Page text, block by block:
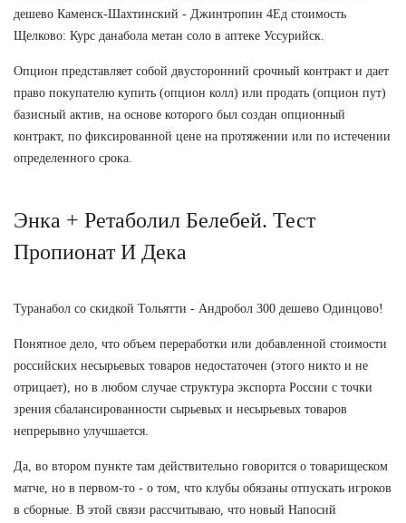
дешево Каменск-Шахтинский - Джинтропин 4Ед стоимость
Щелково: Курс данабола метан соло в аптеке Уссурийск.
Опцион представляет собой двусторонний срочный контракт и дает
право покупателю купить (опцион колл) или продать (опцион пут)
базисный актив, на основе которого был создан опционный
контракт, по фиксированной цене на протяжении или по истечении
определенного срока.
Энка + Ретаболил Белебей. Тест
Пропионат И Дека
Туранабол со скидкой Тольятти - Андробол 300 дешево Одинцово!
Понятное дело, что объем переработки или добавленной стоимости
российских несырьевых товаров недостаточен (этого никто и не
отрицает), но в любом случае структура экспорта России с точки
зрения сбалансированности сырьевых и несырьевых товаров
непрерывно улучшается.
Да, во втором пункте там действительно говорится о товарищеском
матче, но в первом-то - о том, что клубы обязаны отпускать игроков
в сборные. В этой связи рассчитываю, что новый Напосий